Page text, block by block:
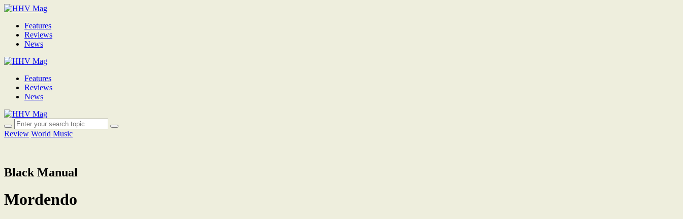
Features
Reviews
News
Features
Reviews
News
Review World Music
Black Manual
Mordendo